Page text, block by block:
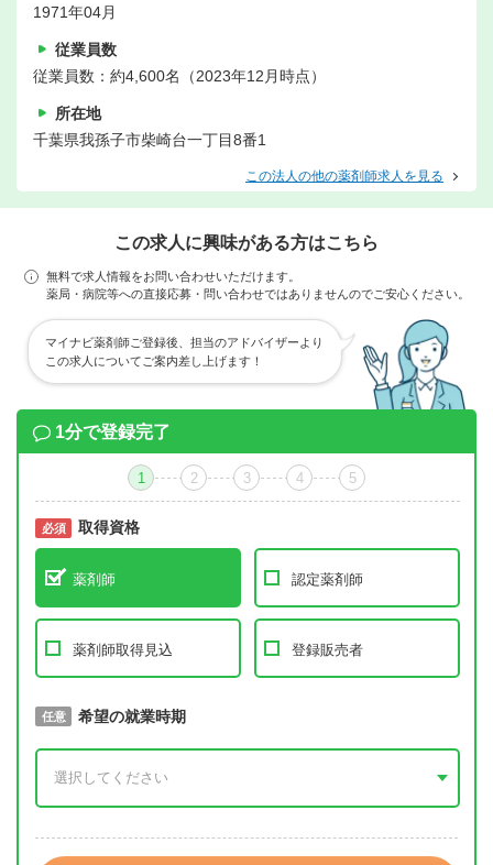
1971年04月
従業員数
従業員数：約4,600名（2023年12月時点）
所在地
千葉県我孫子市柴崎台一丁目8番1
この法人の他の薬剤師求人を見る
この求人に興味がある方はこちら
無料で求人情報をお問い合わせいただけます。
薬局・病院等への直接応募・問い合わせではありませんのでご安心ください。
マイナビ薬剤師ご登録後、担当のアドバイザーより
この求人についてご案内差し上げます！
1分で登録完了
1 2 3 4 5
必須 取得資格
薬剤師 認定薬剤師
薬剤師取得見込 登録販売者
必須 取得予定年
任意 希望の就業時期